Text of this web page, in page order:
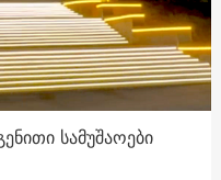
სამუშაოები